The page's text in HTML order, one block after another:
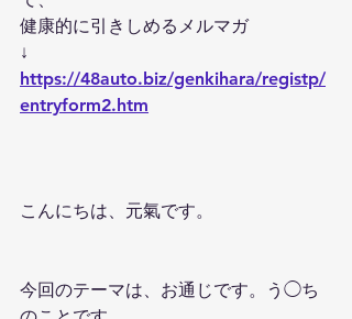
健康的に引きしめるメルマガ
↓
https://48auto.biz/genkihara/registp/
entryform2.htm
こんにちは、元氣です。
今回のテーマは、お通じです。う◯ち